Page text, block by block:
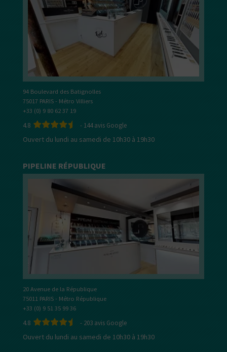
94 Boulevard des Batignolles
75017 PARIS - Métro Villiers
+33 (0) 9 80 62 37 19
4.8 - 144avis Google
Ouvert du lundi au samedi de 10h30 à 19h30
PIPELINE RÉPUBLIQUE
20 Avenue de la République
75011 PARIS - Métro République
+33 (0) 9 51 35 99 36
4.8 - 203 avis Google
Ouvert du lundi au samedi de 10h30 à 19h30